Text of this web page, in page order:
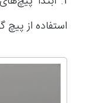
استفاده از